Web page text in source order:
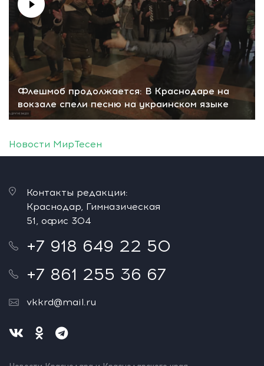
Флешмоб продолжается: В Краснодаре на
вокзале спели песню на украинском языке
Новости МирТесен
Контакты редакции:
Краснодар, Гимназическая
51, офис 304
+7 918 649 22 50
+7 861 255 36 67
vkkrd@mail.ru